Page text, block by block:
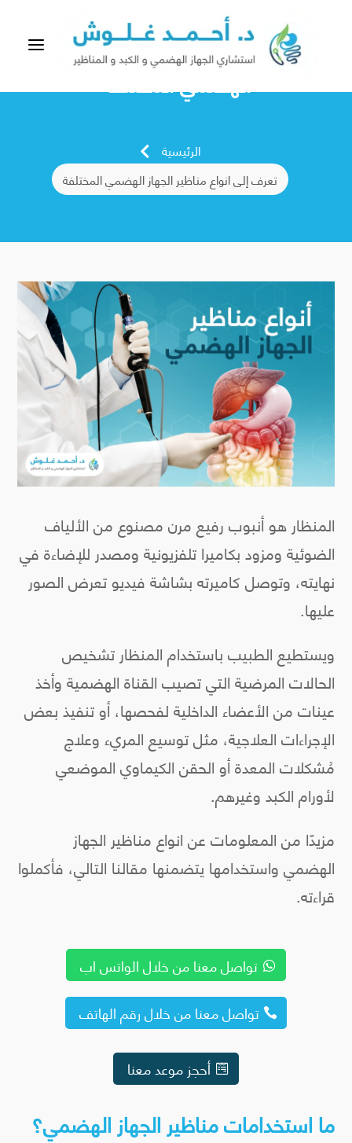
a تعرف إلى انواع مناظير الجهاز
الهضمي المختلفة
الرئيسية 
تعرف إلى انواع مناظير الجهاز الهضمي المختلفة
المنظار هو أنبوب رفيع مرن مصنوع من الألياف
الضوئية ومزود بكاميرا تلفزيونية ومصدر للإضاءة في
نهايته، وتوصل كاميرته بشاشة فيديو تعرض الصور
عليها.
ويستطيع الطبيب باستخدام المنظار تشخيص
الحالات المرضية التي تصيب القناة الهضمية وأخذ
عينات من الأعضاء الداخلية لفحصها، أو تنفيذ بعض
الإجراءات العلاجية، مثل توسيع المريء وعلاج
مُشكلات المعدة أو الحقن الكيماوي الموضعي
لأورام الكبد وغيرهم.
مزيدًا من المعلومات عن انواع مناظير الجهاز
الهضمي واستخدامها يتضمنها مقالنا التالي، فأكملوا
قراءته.
تواصل معنا من خلال الواتس اب
تواصل معنا من خلال رقم الهاتف
أحجز موعد معنا
ما استخدامات مناظير الجهاز الهضمي؟